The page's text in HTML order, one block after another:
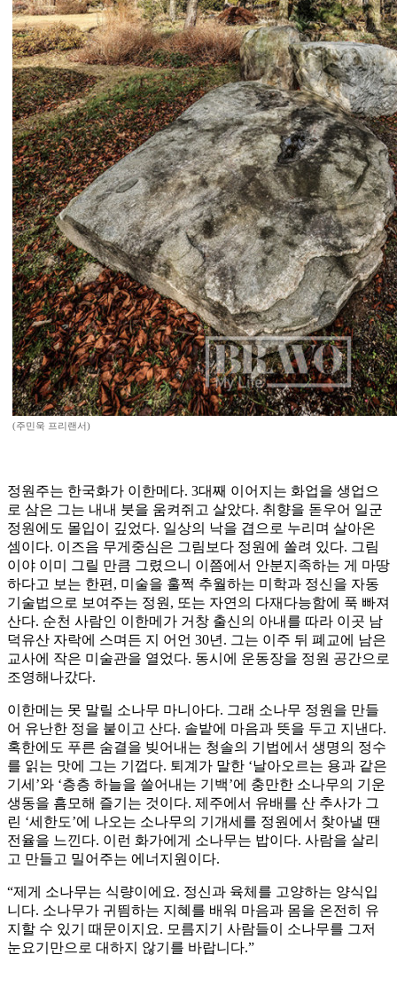
(주민욱 프리랜서)
정원주는 한국화가 이한메다. 3대째 이어지는 화업을 생업으
로 삼은 그는 내내 붓을 움켜쥐고 살았다. 취향을 돋우어 일군
정원에도 몰입이 깊었다. 일상의 낙을 겹으로 누리며 살아온
셈이다. 이즈음 무게중심은 그림보다 정원에 쏠려 있다. 그림
이야 이미 그릴 만큼 그렸으니 이쯤에서 안분지족하는 게 마땅
하다고 보는 한편, 미술을 훌쩍 추월하는 미학과 정신을 자동
기술법으로 보여주는 정원, 또는 자연의 다재다능함에 푹 빠져
산다. 순천 사람인 이한메가 거창 출신의 아내를 따라 이곳 남
덕유산 자락에 스며든 지 어언 30년. 그는 이주 뒤 폐교에 남은
교사에 작은 미술관을 열었다. 동시에 운동장을 정원 공간으로
조영해나갔다.
이한메는 못 말릴 소나무 마니아다. 그래 소나무 정원을 만들
어 유난한 정을 붙이고 산다. 솔밭에 마음과 뜻을 두고 지낸다.
혹한에도 푸른 숨결을 빚어내는 청솔의 기법에서 생명의 정수
를 읽는 맛에 그는 기껍다. 퇴계가 말한 ‘날아오르는 용과 같은
기세’와 ‘층층 하늘을 쓸어내는 기백’에 충만한 소나무의 기운
생동을 흠모해 즐기는 것이다. 제주에서 유배를 산 추사가 그
린 ‘세한도’에 나오는 소나무의 기개세를 정원에서 찾아낼 땐
전율을 느낀다. 이런 화가에게 소나무는 밥이다. 사람을 살리
고 만들고 밀어주는 에너지원이다.
“제게 소나무는 식량이에요. 정신과 육체를 고양하는 양식입
니다. 소나무가 귀띔하는 지혜를 배워 마음과 몸을 온전히 유
지할 수 있기 때문이지요. 모름지기 사람들이 소나무를 그저
눈요기만으로 대하지 않기를 바랍니다.”